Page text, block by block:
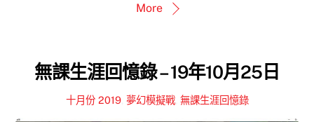
More
無課生涯回憶錄 – 19年10月25日
十月份 2019, 夢幻模擬戰, 無課生涯回憶錄